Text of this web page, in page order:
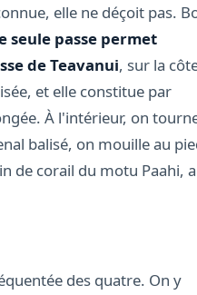
elle ne déçoit pas.
seule passe permet
de Teavanui, sur la
et elle constitue par
À l'intérieur, on
balisé, on mouille au
de corail du motu Paahi,
des quatre. On y